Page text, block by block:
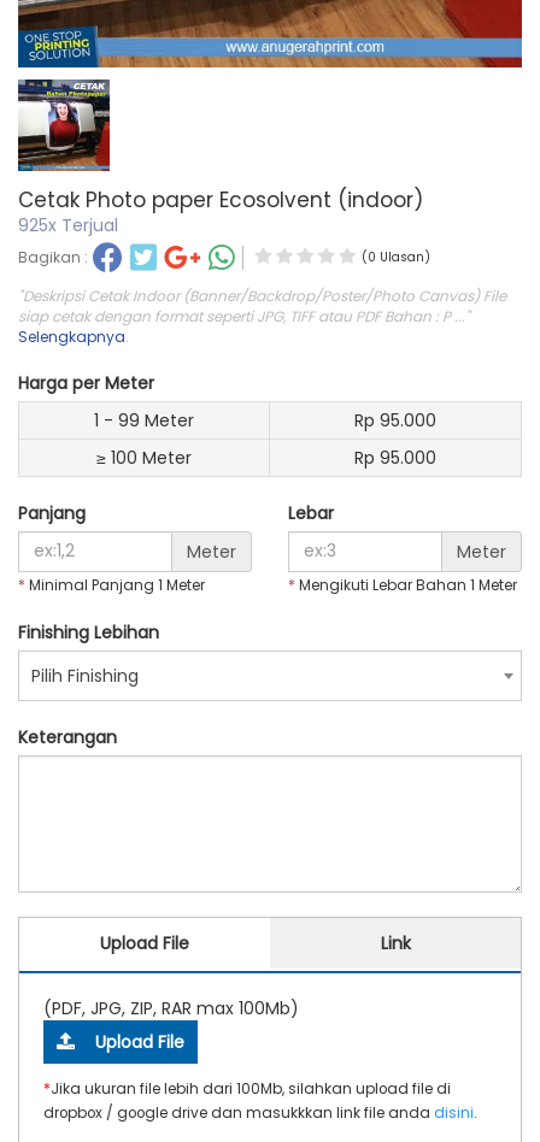
Cetak Photo paper Ecosolvent (indoor)
925x Terjual
Bagikan : (0 Ulasan)
"Deskripsi Cetak Indoor (Banner/Backdrop/Poster/Photo Canvas) File
siap cetak dengan format seperti JPG, TIFF atau PDF Bahan : P ..."
Selengkapnya.
Harga per Meter
1 - 99 Meter
Rp 95.000
≥ 100 Meter
Rp 95.000
Panjang
Meter
* Minimal Panjang 1 Meter
Lebar
Meter
* Mengikuti Lebar Bahan 1 Meter
Finishing Lebihan
Pilih Finishing
Keterangan
Upload File Link
(PDF, JPG, ZIP, RAR max 100Mb)
Upload File
*Jika ukuran file lebih dari 100Mb, silahkan upload file di
dropbox / google drive dan masukkkan link file anda disini.